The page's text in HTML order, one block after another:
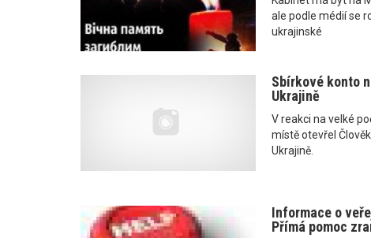
ale podle médií se
ukrajinské
Sbírkové konto
Ukrajině
V reakci na velké
místě otevřel
Ukrajině.
Informace o
Přímá pomoc